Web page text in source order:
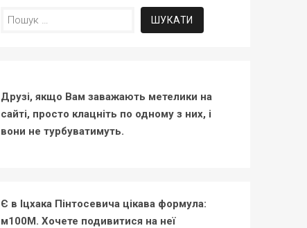
Пошук:
Друзі, якщо Вам заважають метелики на
сайті, просто клацніть по одному з них, і
вони не турбуватимуть.
Є в Іцхака Пінтосевича цікава формула:
м100М. Хочете подивитися на неї